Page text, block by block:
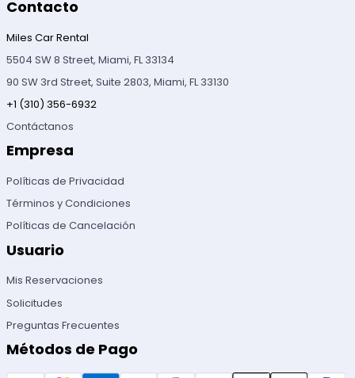
Contacto
Miles Car Rental
5504 SW 8 Street, Miami, FL 33134
90 SW 3rd Street, Suite 2803, Miami, FL 33130
+1 (310) 356-6932
Contáctanos
Empresa
Políticas de Privacidad
Términos y Condiciones
Políticas de Cancelación
Usuario
Mis Reservaciones
Solicitudes
Preguntas Frecuentes
Métodos de Pago